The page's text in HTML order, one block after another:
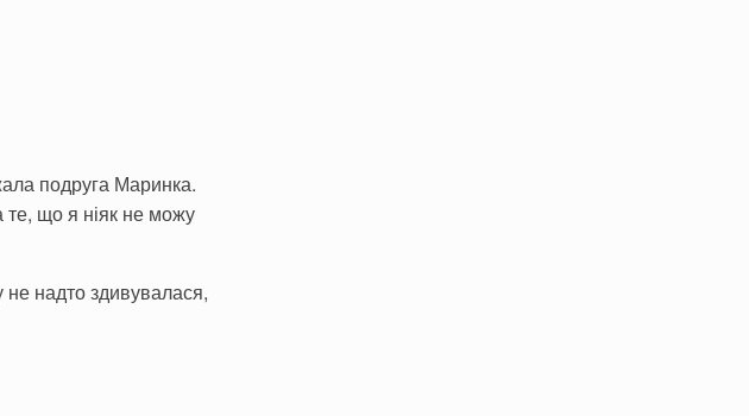
подруга Маринка.
що я ніяк не можу
надто здивувалася,